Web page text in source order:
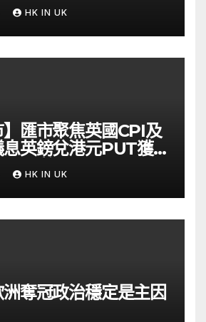
HK IN UK
】匯市聚焦英國CPI及
英鎊兌港元PUT獲資
財經
HK IN UK
奪冠政治穩定是主因